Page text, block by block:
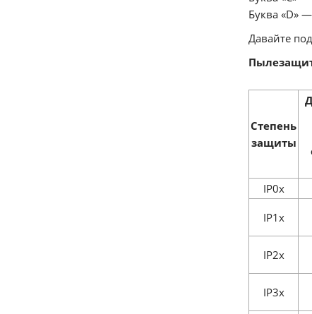
Буква «D»
Давайте
Степень
защиты
IP0x
IP1x
IP2x
IP3x